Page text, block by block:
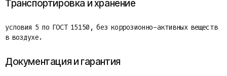
Транспортировка и хранение
условия 5 по ГОСТ 15150, без коррозионно-активных веществ
в воздухе.
Документация и гарантия